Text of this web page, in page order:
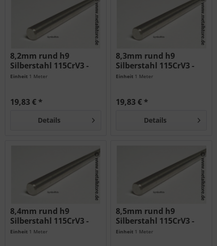
8,2mm rund h9
Silberstahl 115CrV3 -
geschliffen...
Einheit 1 Meter
19,83 € *
Details
8,3mm rund h9
Silberstahl 115CrV3 -
geschliffen...
Einheit 1 Meter
19,83 € *
Details
8,4mm rund h9
Silberstahl 115CrV3 -
geschliffen...
Einheit 1 Meter
8,5mm rund h9
Silberstahl 115CrV3 -
geschliffen...
Einheit 1 Meter